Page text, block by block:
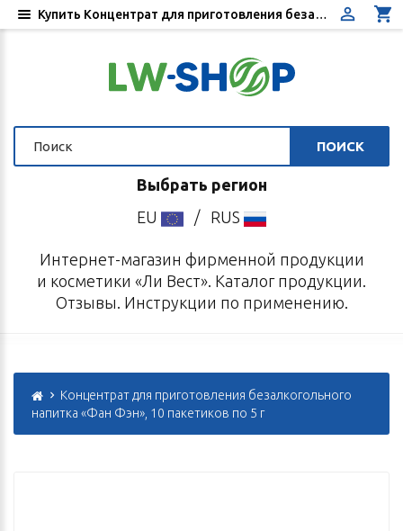
ПОИСК
Выбрать регион
EU
/ RUS
Интернет-магазин фирменной продукции
и косметики «Ли Вест». Каталог продукции.
Отзывы. Инструкции по применению.
Концентрат для приготовления безалкогольного
напитка «Фан Фэн», 10 пакетиков по 5 г
Купить Концентрат для приготовления безалкогольного напитка «Фан Фэн», 10 пакетиков по 5 г